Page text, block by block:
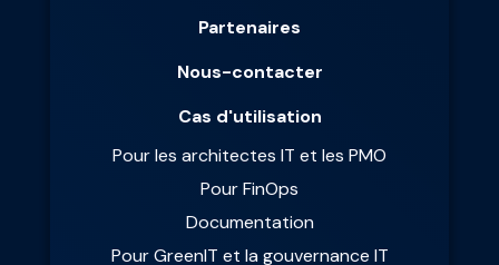
Partenaires
Nous-contacter
Cas d'utilisation
Pour les architectes IT et les PMO
Pour FinOps
Documentation
Pour GreenIT et la gouvernance IT